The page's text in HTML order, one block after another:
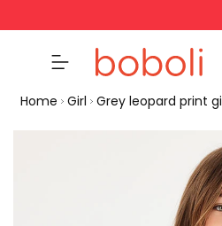
Home Girl Grey leopard print